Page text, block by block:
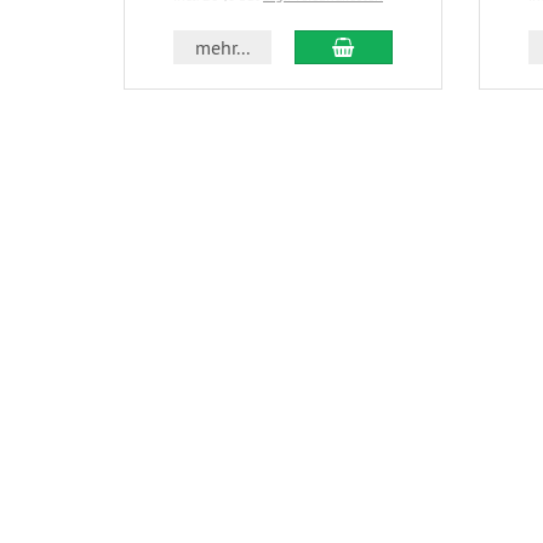
mehr... In den Warenkorb